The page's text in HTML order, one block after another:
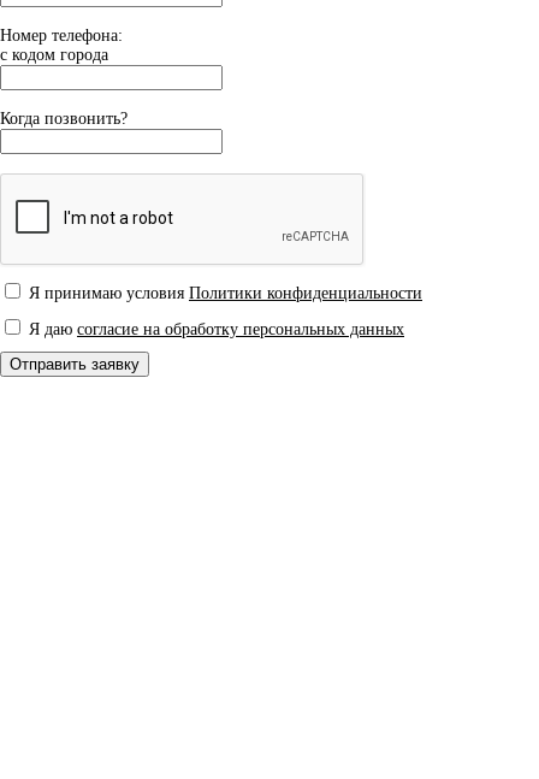
Номер телефона:
с кодом города
Когда позвонить?
Я принимаю условия Политики конфиденциальности
Я даю согласие на обработку персональных данных
Отправить заявку